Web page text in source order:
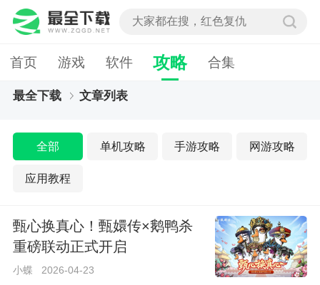
首页 游戏 软件 攻略 合集
最全下载 文章列表
全部 单机攻略 手游攻略 网游攻略
应用教程
甄心换真心！甄嬛传×鹅鸭杀
重磅联动正式开启
小蝶 2026-04-23